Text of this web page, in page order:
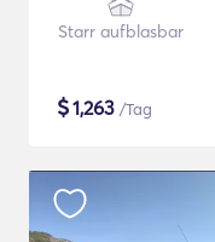
Starr aufblasbar
$1,263 /Tag